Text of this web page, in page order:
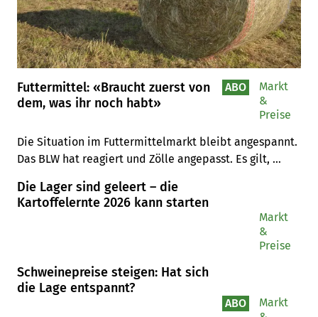
Futtermittel: «Braucht zuerst von
dem, was ihr noch habt»
Die Situation im Futtermittelmarkt bleibt angespannt.
Das BLW hat reagiert und Zölle angepasst. Es gilt,
auf seriöse Händler zu achten.
ABO
Markt
&
Preise
Die Lager sind geleert – die
Kartoffelernte 2026 kann starten
Markt
&
Preise
Schweinepreise steigen: Hat sich
die Lage entspannt?
ABO
Markt